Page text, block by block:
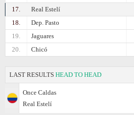
17.
Real Estelí
18.
Dep. Pasto
19.
Jaguares
20.
Chicó
LAST RESULTS HEAD TO HEAD
Once Caldas
Real Estelí